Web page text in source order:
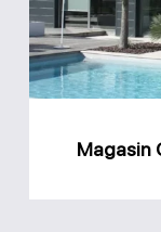
Magasin